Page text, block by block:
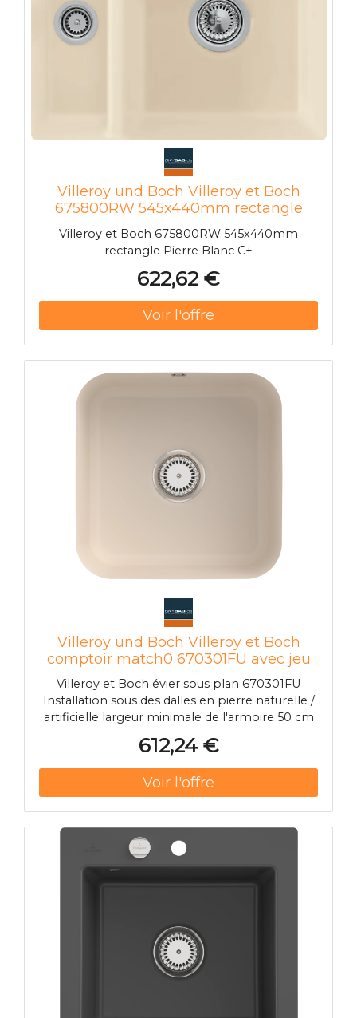
Villeroy und Boch Villeroy et Boch
675800RW 545x440mm rectangle
Pierre Blanc C+
Villeroy et Boch 675800RW 545x440mm
rectangle Pierre Blanc C+
622,62 €
Villeroy und Boch Villeroy et Boch
comptoir match0 670301FU avec jeu
de déchets, fonctionnement manuel,
kit de montage, Ivoire
Villeroy et Boch évier sous plan 670301FU
Installation sous des dalles en pierre naturelle /
artificielle largeur minimale de l'armoire 50 cm
612,24 €